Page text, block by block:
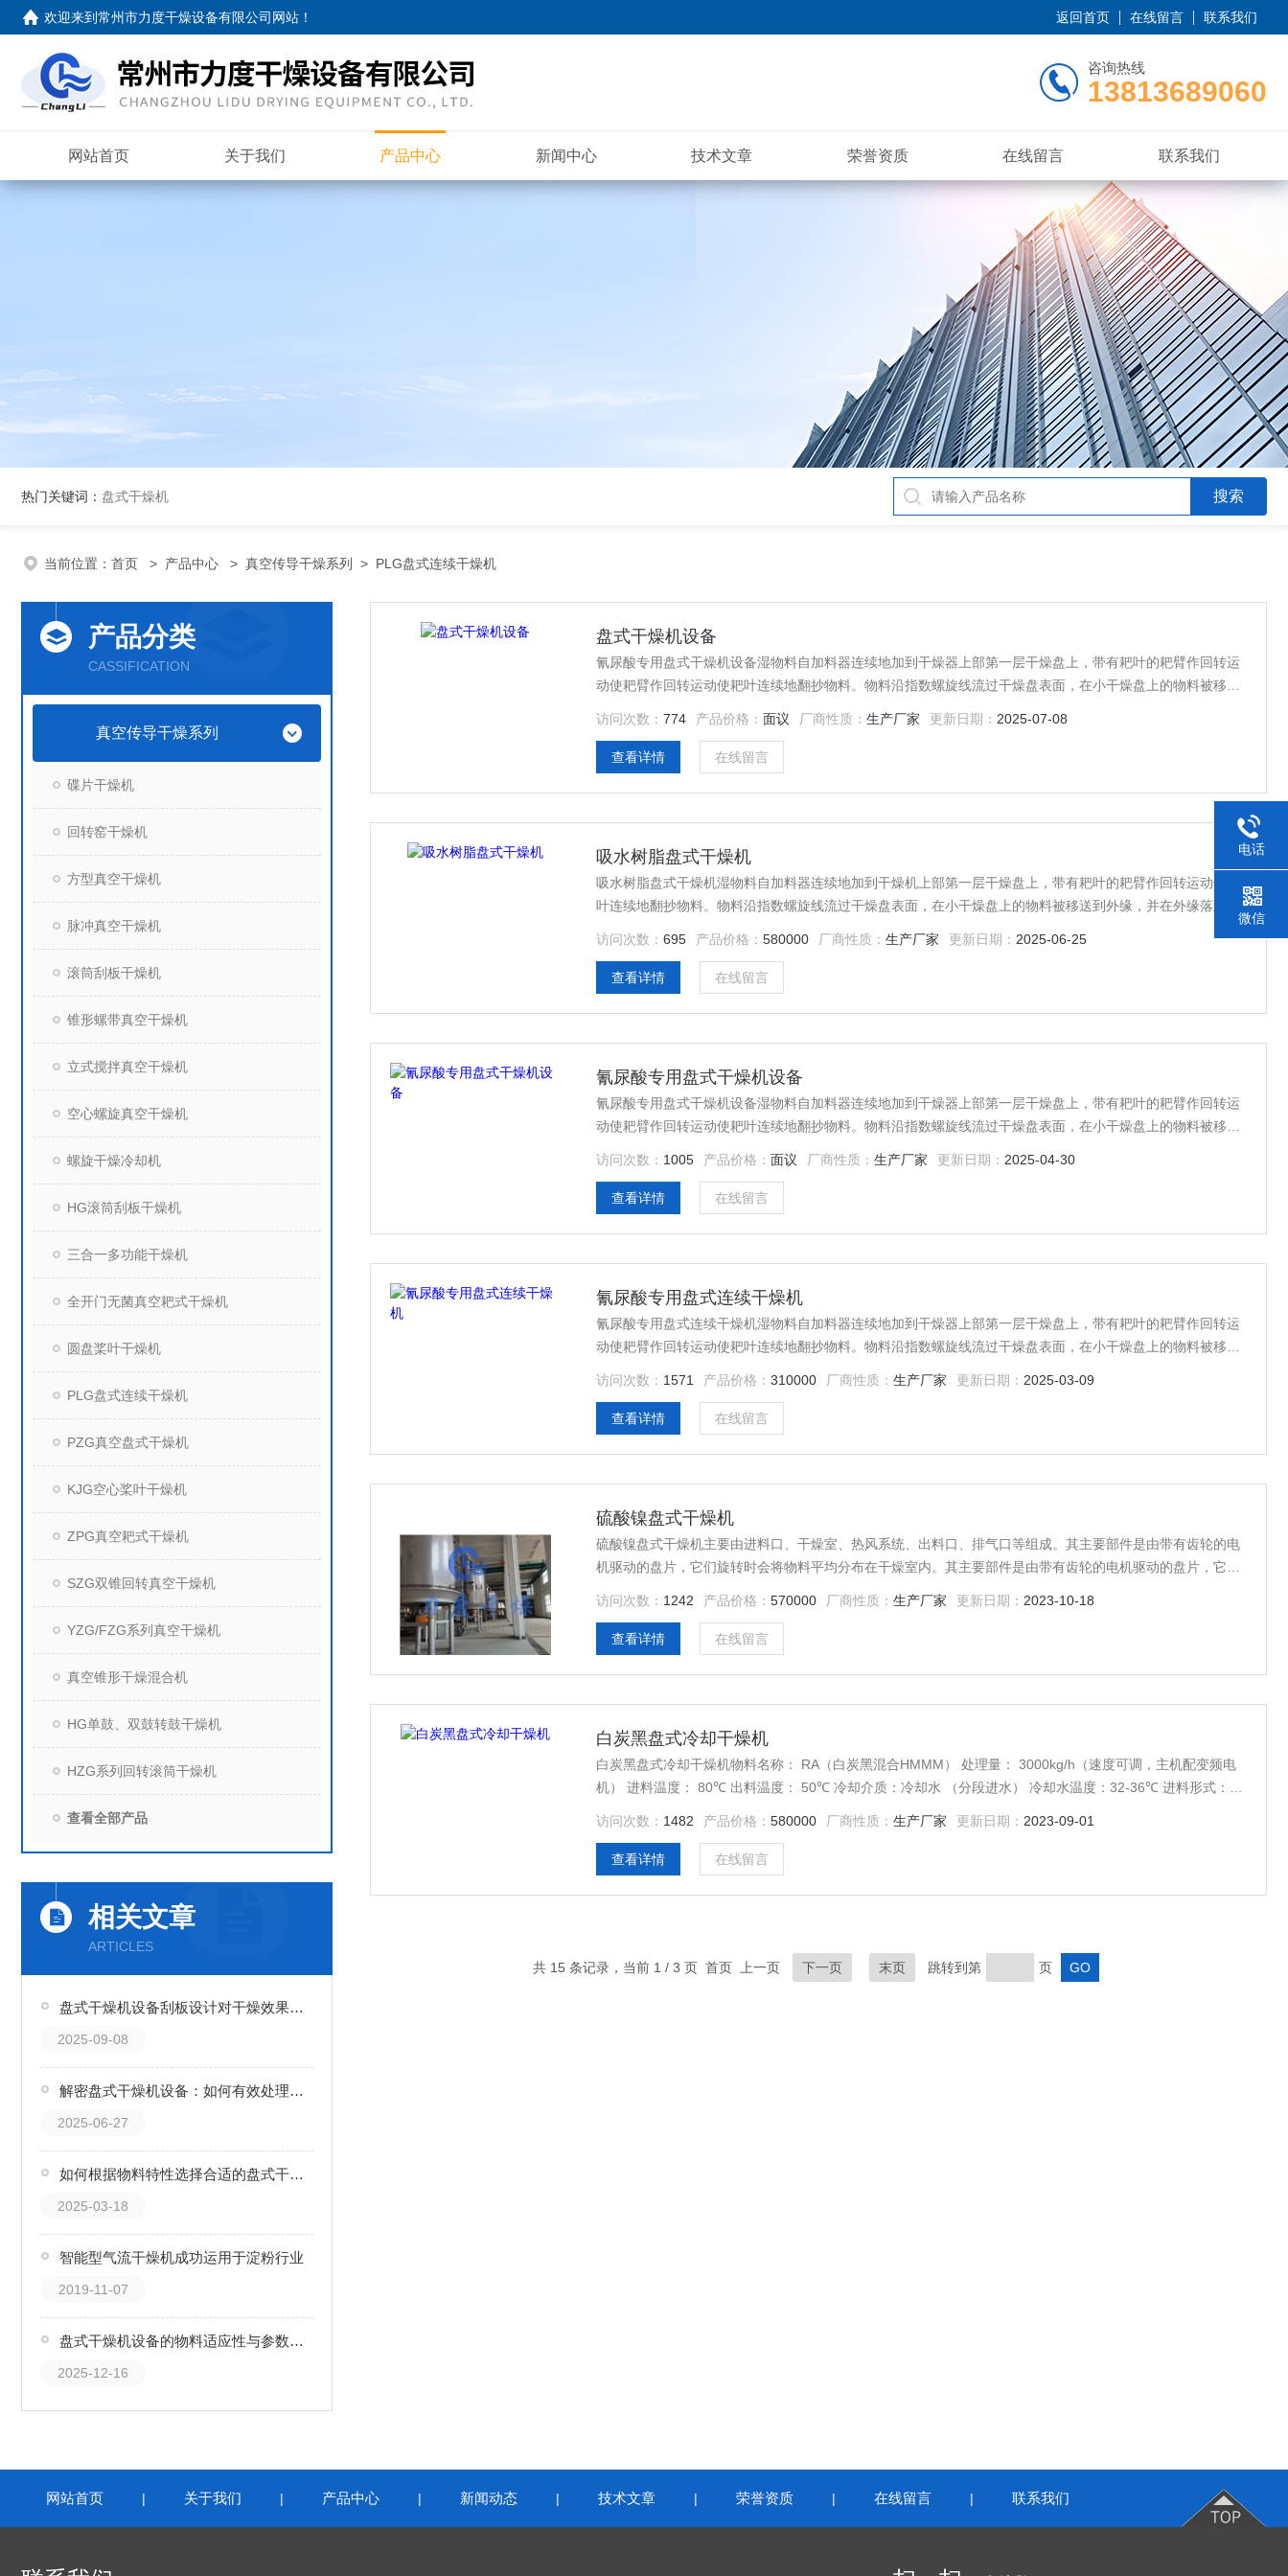
欢迎来到常州市力度干燥设备有限公司网站 ！ 返回首页 在线留言 联系我们
咨询热线
13813689060
网站首页 关于我们 产品中心 新闻中心 技术文章 荣誉资质 在线留言 联系我们
热门关键词： 盘式干燥机
当前位置： 首页 > 产品中心 > 真空传导干燥系列 > PLG盘式连续干燥机
产品分类
CASSIFICATION
真空传导干燥系列
碟片干燥机
回转窑干燥机
方型真空干燥机
脉冲真空干燥机
滚筒刮板干燥机
锥形螺带真空干燥机
立式搅拌真空干燥机
空心螺旋真空干燥机
螺旋干燥冷却机
HG滚筒刮板干燥机
三合一多功能干燥机
全开门无菌真空耙式干燥机
圆盘桨叶干燥机
PLG盘式连续干燥机
PZG真空盘式干燥机
KJG空心桨叶干燥机
ZPG真空耙式干燥机
SZG双锥回转真空干燥机
YZG/FZG系列真空干燥机
真空锥形干燥混合机
HG单鼓、双鼓转鼓干燥机
HZG系列回转滚筒干燥机
查看全部产品
相关文章
ARTICLES
盘式干燥机设备刮板设计对干燥效果的影响
2025-09-08
解密盘式干燥机设备：如何有效处理高湿物料？
2025-06-27
如何根据物料特性选择合适的盘式干燥机设备
2025-03-18
智能型气流干燥机成功运用于淀粉行业
2019-11-07
盘式干燥机设备的物料适应性与参数调整
2025-12-16
盘式干燥机设备
氰尿酸专用盘式干燥机设备湿物料自加料器连续地加到干燥器上部第一层干燥盘上，带有耙叶的耙臂作回转运
动使耙臂作回转运动使耙叶连续地翻抄物料。物料沿指数螺旋线流过干燥盘表面，在小干燥盘上的物料被移送
访问次数： 774 产品价格： 面议 厂商性质： 生产厂家 更新日期： 2025-07-08
查看详情 在线留言
吸水树脂盘式干燥机
吸水树脂盘式干燥机湿物料自加料器连续地加到干燥机上部第一层干燥盘上，带有耙叶的耙臂作回转运动使耙
叶连续地翻抄物料。物料沿指数螺旋线流过干燥盘表面，在小干燥盘上的物料被移送到外缘，并在外缘落到下
方的大干燥盘外缘，在大干燥盘上物料向里移动并从中间落料口落入下一层小干燥盘中。大小干燥盘上下交替
访问次数： 695 产品价格： 580000 厂商性质： 生产厂家 更新日期： 2025-06-25
查看详情 在线留言
氰尿酸专用盘式干燥机设备
氰尿酸专用盘式干燥机设备湿物料自加料器连续地加到干燥器上部第一层干燥盘上，带有耙叶的耙臂作回转运
动使耙臂作回转运动使耙叶连续地翻抄物料。物料沿指数螺旋线流过干燥盘表面，在小干燥盘上的物料被移送
访问次数： 1005 产品价格： 面议 厂商性质： 生产厂家 更新日期： 2025-04-30
查看详情 在线留言
氰尿酸专用盘式连续干燥机
氰尿酸专用盘式连续干燥机湿物料自加料器连续地加到干燥器上部第一层干燥盘上，带有耙叶的耙臂作回转运
动使耙臂作回转运动使耙叶连续地翻抄物料。物料沿指数螺旋线流过干燥盘表面，在小干燥盘上的物料被移送
访问次数： 1571 产品价格： 310000 厂商性质： 生产厂家 更新日期： 2025-03-09
查看详情 在线留言
硫酸镍盘式干燥机
硫酸镍盘式干燥机主要由进料口、干燥室、热风系统、出料口、排气口等组成。其主要部件是由带有齿轮的电
机驱动的盘片，它们旋转时会将物料平均分布在干燥室内。其主要部件是由带有齿轮的电机驱动的盘片，它们
访问次数： 1242 产品价格： 570000 厂商性质： 生产厂家 更新日期： 2023-10-18
查看详情 在线留言
白炭黑盘式冷却干燥机
白炭黑盘式冷却干燥机物料名称： RA（白炭黑混合HMMM） 处理量： 3000kg/h（速度可调，主机配变频电
机） 进料温度： 80℃ 出料温度： 50℃ 冷却介质：冷却水 （分段进水） 冷却水温度：32-36℃ 进料形式：由
访问次数： 1482 产品价格： 580000 厂商性质： 生产厂家 更新日期： 2023-09-01
查看详情 在线留言
共 15 条记录，当前 1 / 3 页 首页 上一页 下一页 末页 跳转到第 页
网站首页 | 关于我们 | 产品中心 | 新闻动态 | 技术文章 | 荣誉资质 | 在线留言 | 联系我们
电话
微信